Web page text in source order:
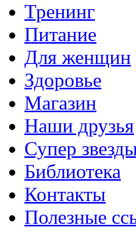
Тренинг
Питание
Для женщин
Здоровье
Магазин
Наши друзья
Супер
Библиотека
Контакты
Полезные